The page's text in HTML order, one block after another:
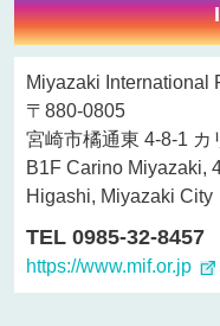
Miyazaki International
〒880-0805
宮崎市橘通東 4-8-1 カ
B1F Carino Miyazaki,
Higashi, Miyazaki City
TEL 0985-32-8457
https://www.mif.or.jp